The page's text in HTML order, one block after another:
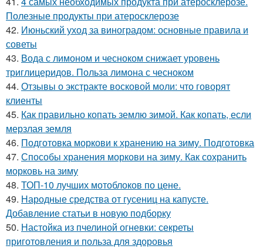
Полезные продукты при атеросклерозе
42. Июньский уход за виноградом: основные правила и
советы
43. Вода с лимоном и чесноком снижает уровень
триглицеридов. Польза лимона с чесноком
44. Отзывы о экстракте восковой моли: что говорят
клиенты
45. Как правильно копать землю зимой. Как копать, если
мерзлая земля
46. Подготовка моркови к хранению на зиму. Подготовка
47. Способы хранения моркови на зиму. Как сохранить
морковь на зиму
48. ТОП-10 лучших мотоблоков по цене.
49. Народные средства от гусениц на капусте.
Добавление статьи в новую подборку
50. Настойка из пчелиной огневки: секреты
приготовления и польза для здоровья